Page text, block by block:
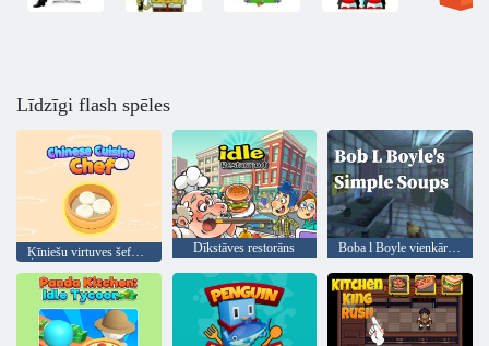
Līdzīgi flash spēles
Ķīniešu virtuves šefpavārs Dīkstāves restorāns Boba l Boyle vienkāršās zupas